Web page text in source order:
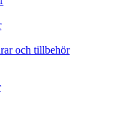
och tillbehör